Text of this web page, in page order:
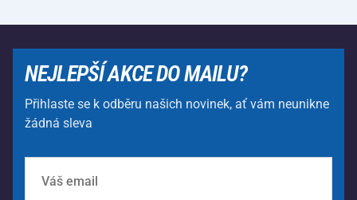
NEJLEPŠÍ AKCE DO MAILU?
Přihlaste se k odběru našich novinek, ať vám neunikne
žádná sleva